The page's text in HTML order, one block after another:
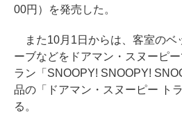
00円）を発売した。
また10月1日からは、客室のベ
ーブなどをドアマン・スヌーピ
ラン「SNOOPY! SNOOPY!
品の「ドアマン・スヌーピー ト
る。